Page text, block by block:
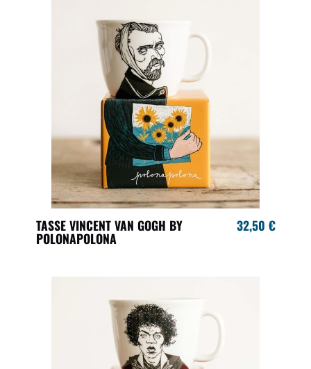
TASSE VINCENT VAN GOGH BY
POLONAPOLONA
32,50 €